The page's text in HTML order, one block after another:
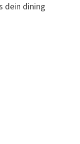
dein dining